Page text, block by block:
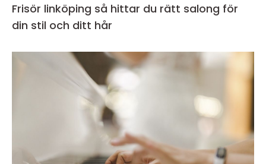
Frisör linköping så hittar du rätt salong för
din stil och ditt hår